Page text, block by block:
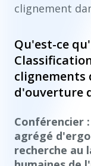
clignement
Qu'est-ce
clignements
d'ouverture
Conférencier
agrégé
recherche au